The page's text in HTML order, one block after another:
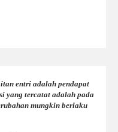
entri adalah pendapat
yang tercatat adalah pada
mungkin berlaku